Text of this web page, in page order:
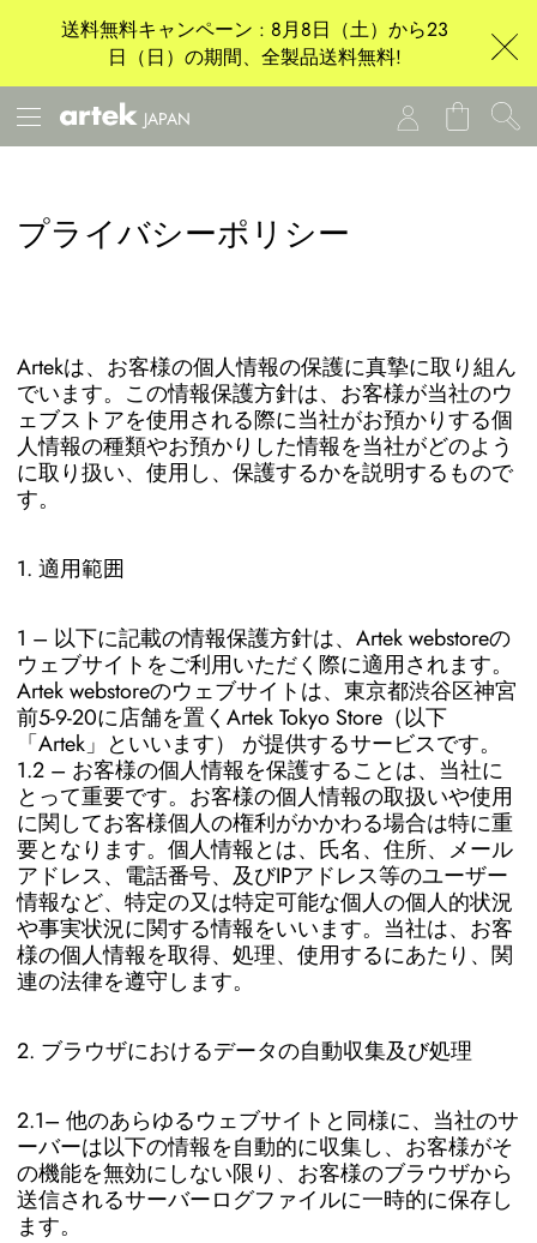
送料無料キャンペーン : 8月8日（土）から23
日（日）の期間、全製品送料無料!
JAPAN
プライバシーポリシー
Artekは、お客様の個人情報の保護に真摯に取り組ん
でいます。この情報保護方針は、お客様が当社のウ
ェブストアを使用される際に当社がお預かりする個
人情報の種類やお預かりした情報を当社がどのよう
に取り扱い、使用し、保護するかを説明するもので
す。
1. 適用範囲
1 – 以下に記載の情報保護方針は、Artek webstoreの
ウェブサイトをご利用いただく際に適用されます。
Artek webstoreのウェブサイトは、東京都渋谷区神宮
前5-9-20に店舗を置くArtek Tokyo Store（以下
「Artek」といいます） が提供するサービスです。
1.2 – お客様の個人情報を保護することは、当社に
とって重要です。お客様の個人情報の取扱いや使用
に関してお客様個人の権利がかかわる場合は特に重
要となります。個人情報とは、氏名、住所、メール
アドレス、電話番号、及びIPアドレス等のユーザー
情報など、特定の又は特定可能な個人の個人的状況
や事実状況に関する情報をいいます。当社は、お客
様の個人情報を取得、処理、使用するにあたり、関
連の法律を遵守します。
2. ブラウザにおけるデータの自動収集及び処理
2.1– 他のあらゆるウェブサイトと同様に、当社のサ
ーバーは以下の情報を自動的に収集し、お客様がそ
の機能を無効にしない限り、お客様のブラウザから
送信されるサーバーログファイルに一時的に保存し
ます。